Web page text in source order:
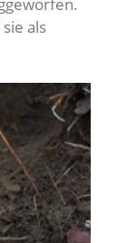
als